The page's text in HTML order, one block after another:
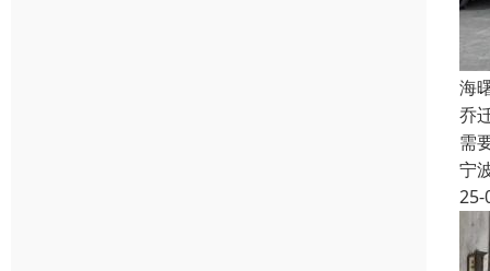
海
乔
需
宁
25-